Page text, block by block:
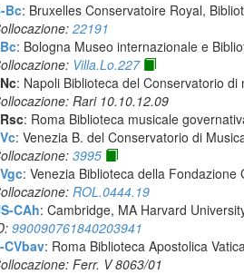
Bc: Bruxelles Conservatoire Royal,
22191
: Bologna Museo internazionale e
Villa.Lo.227
: Napoli Biblioteca del Conservatorio
Rari 10.10.12.09
: Roma Biblioteca musicale
: Venezia B. del Conservatorio di
3995
: Venezia Biblioteca della Fondazione
ROL.0444.19
CAh: Cambridge, MA Harvard
990090761840203941
CVbav: Roma Biblioteca Apostolica
Ferr. V 8063/01